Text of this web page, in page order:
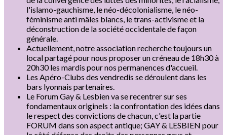
l'islamo-gauchisme, le néo-décolonialisme, le néo-
féminisme anti mâles blancs, le trans-activisme et la
déconstruction de la société occidentale de façon
générale.
Actuellement, notre association recherche toujours un
local partagé pour nous proposer un créneau de 18h30 à
20h30 les mardis pour nos permanences d'accueil.
Les Apéro-Clubs des vendredis se déroulent dans les
bars lyonnais partenaires.
Le Forum Gay & Lesbien va se recentrer sur ses
fondamentaux originels : la confrontation des idées dans
le respect des convictions de chacun, c'est la partie
FORUM dans son aspect antique; GAY & LESBIEN pour